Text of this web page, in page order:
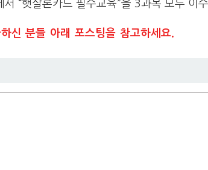
“햇살론카드 필수교육”을 3과목 모두 이수
신 분들 아래 포스팅을 참고하세요.